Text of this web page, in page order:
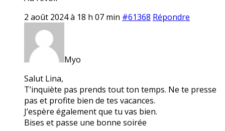
2 août 2024 à 18 h 07 min #61368 Répondre
Myo
Salut Lina,
T’inquiète pas prends tout ton temps. Ne te presse
pas et profite bien de tes vacances.
J’espère également que tu vas bien.
Bises et passe une bonne soirée